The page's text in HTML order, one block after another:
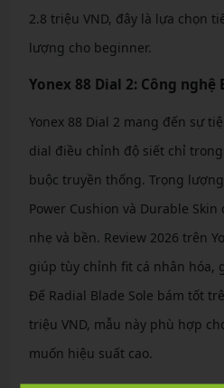
2.8 triệu VND, đây là lựa chọn
lượng cho beginner.
Yonex 88 Dial 2: Công nghệ
Yonex 88 Dial 2 mang đến sự
dial điều chỉnh độ siết chỉ
buộc truyền thống. Trọng
Power Cushion và Durable
nhẹ và bền. Review 2026 trên
giúp tùy chỉnh fit cá nhân hóa,
Đế Radial Blade Sole bám tốt
triệu VND, mẫu này phù hợp
muốn hiệu suất cao.